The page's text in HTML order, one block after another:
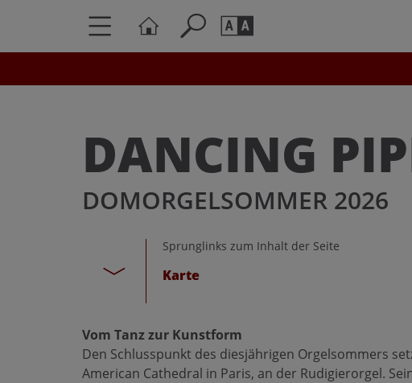
AAA
DANCING
DOMORGELSOMMER 2026
Sprunglinks zum Inhalt der Seite
Karte
Vom Tanz zur Kunstform
Den Schlusspunkt des diesjährigen Orgelsommers
American Cathedral in Paris, an der Rudigierorgel.